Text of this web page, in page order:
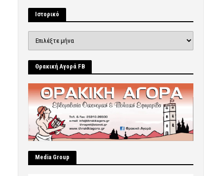
Ιστορικό
Θρακική Αγορά FB
Μedia Group